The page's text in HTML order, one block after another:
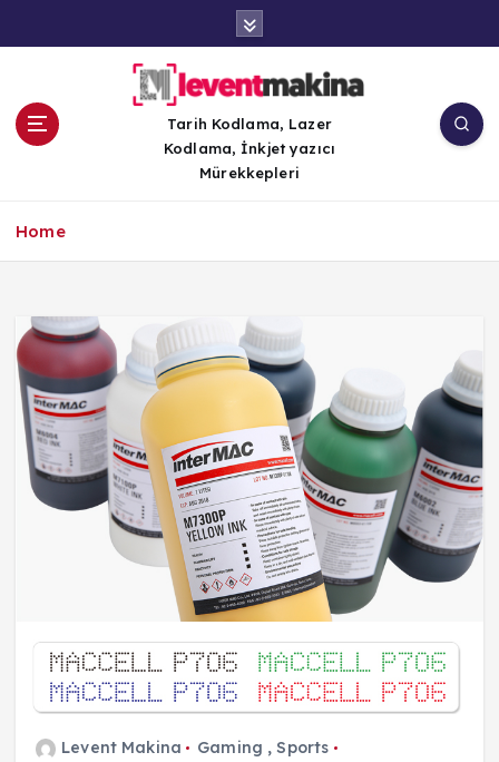
a
Tarih Kodlama, Lazer
Kodlama, İnkjet yazıcı
Mürekkepleri
Home
Levent Makina Gaming ,Sports